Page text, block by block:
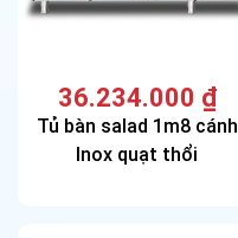
Tủ bàn salad 1m8 cánh
Inox quạt thổi
36.234.000 ₫